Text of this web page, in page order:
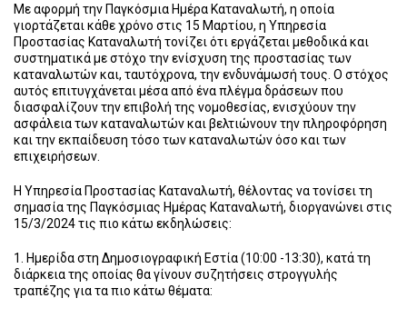
Με αφορμή την Παγκόσμια Ημέρα Καταναλωτή, η οποία
γιορτάζεται κάθε χρόνο στις 15 Μαρτίου, η Υπηρεσία
Προστασίας Καταναλωτή τονίζει ότι εργάζεται μεθοδικά και
συστηματικά με στόχο την ενίσχυση της προστασίας των
καταναλωτών και, ταυτόχρονα, την ενδυνάμωσή τους. Ο στόχος
αυτός επιτυγχάνεται μέσα από ένα πλέγμα δράσεων που
διασφαλίζουν την επιβολή της νομοθεσίας, ενισχύουν την
ασφάλεια των καταναλωτών και βελτιώνουν την πληροφόρηση
και την εκπαίδευση τόσο των καταναλωτών όσο και των
επιχειρήσεων.
Η Υπηρεσία Προστασίας Καταναλωτή, θέλοντας να τονίσει τη
σημασία της Παγκόσμιας Ημέρας Καταναλωτή, διοργανώνει στις
15/3/2024 τις πιο κάτω εκδηλώσεις:
1. Ημερίδα στη Δημοσιογραφική Εστία (10:00 -13:30), κατά τη
διάρκεια της οποίας θα γίνουν συζητήσεις στρογγυλής
τραπέζης για τα πιο κάτω θέματα: